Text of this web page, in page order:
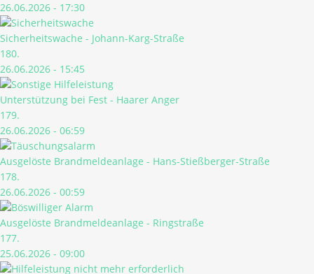
26.06.2026 - 17:30
Sicherheitswache - Johann-Karg-Straße
180.
26.06.2026 - 15:45
Unterstützung bei Fest - Haarer Anger
179.
26.06.2026 - 06:59
Ausgelöste Brandmeldeanlage - Hans-Stießberger-Straße
178.
26.06.2026 - 00:59
Ausgelöste Brandmeldeanlage - Ringstraße
177.
25.06.2026 - 09:00